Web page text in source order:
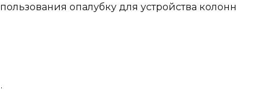
опалубку для устройства колонн